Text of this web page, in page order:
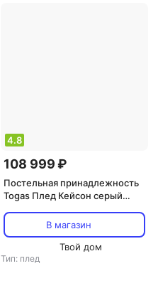
4.8
108 999 ₽
Постельная принадлежность
Togas Плед Кейсон серый
В магазин
Твой дом
Тип: плед